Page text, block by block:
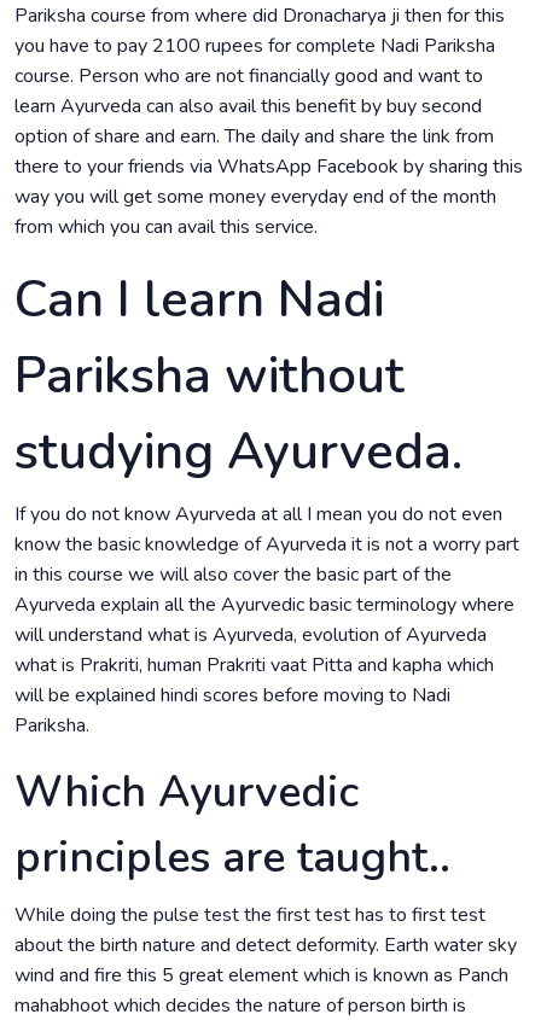
Pariksha course from where did Dronacharya ji then for this
you have to pay 2100 rupees for complete Nadi Pariksha
course. Person who are not financially good and want to
learn Ayurveda can also avail this benefit by buy second
option of share and earn. The daily and share the link from
there to your friends via WhatsApp Facebook by sharing this
way you will get some money everyday end of the month
from which you can avail this service.
Can I learn Nadi
Pariksha without
studying Ayurveda.
If you do not know Ayurveda at all I mean you do not even
know the basic knowledge of Ayurveda it is not a worry part
in this course we will also cover the basic part of the
Ayurveda explain all the Ayurvedic basic terminology where
will understand what is Ayurveda, evolution of Ayurveda
what is Prakriti, human Prakriti vaat Pitta and kapha which
will be explained hindi scores before moving to Nadi
Pariksha.
Which Ayurvedic
principles are taught..
While doing the pulse test the first test has to first test
about the birth nature and detect deformity. Earth water sky
wind and fire this 5 great element which is known as Panch
mahabhoot which decides the nature of person birth is